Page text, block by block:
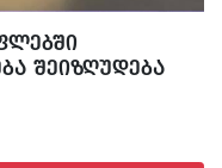
ᲨᲔᲘᲖᲦᲣᲓᲔᲑᲐ